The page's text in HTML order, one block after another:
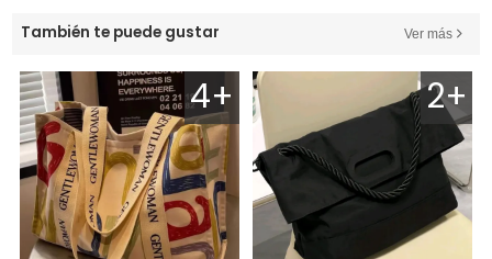
También te puede gustar Ver más
4+ 2+